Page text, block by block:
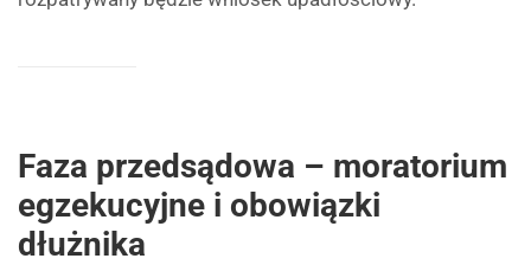
Faza przedsądowa – moratorium
egzekucyjne i obowiązki
dłużnika